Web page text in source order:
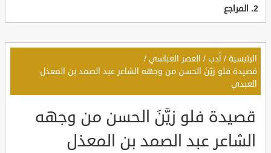
المراجع
الرئيسية / أدب / العصر العباسي /
قصيدة فلو زيَّنَ الحسن من وجهه الشاعر عبد الصمد بن المعذل
العبدي
قصيدة فلو زيَّنَ الحسن من وجهه
الشاعر عبد الصمد بن المعذل